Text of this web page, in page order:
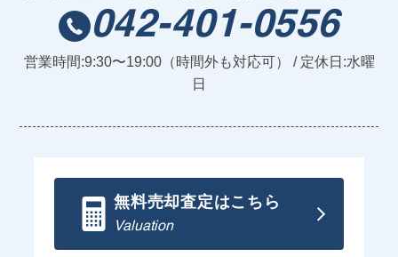
042-401-0556
営業時間:9:30〜19:00（時間外も対応可） / 定休日:水曜
日
無料売却査定はこちら
Valuation